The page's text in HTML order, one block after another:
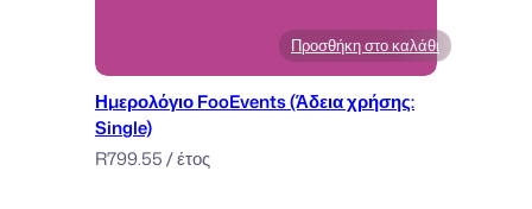
Προσθήκη στο καλάθι
Ημερολόγιο FooEvents (Άδεια χρήσης:
Single)
R799.55/ έτος